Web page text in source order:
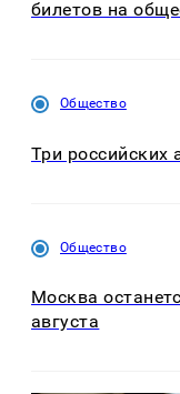
билетов на
Общество
Три российских
Общество
Москва
августа